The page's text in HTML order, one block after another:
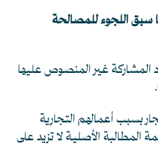
سبق اللجوء للمصالحة
المشاركة غير المنصوص عليها
.
بسبب أعمالهم التجارية
المطالبة الأصلية لا تزيد على